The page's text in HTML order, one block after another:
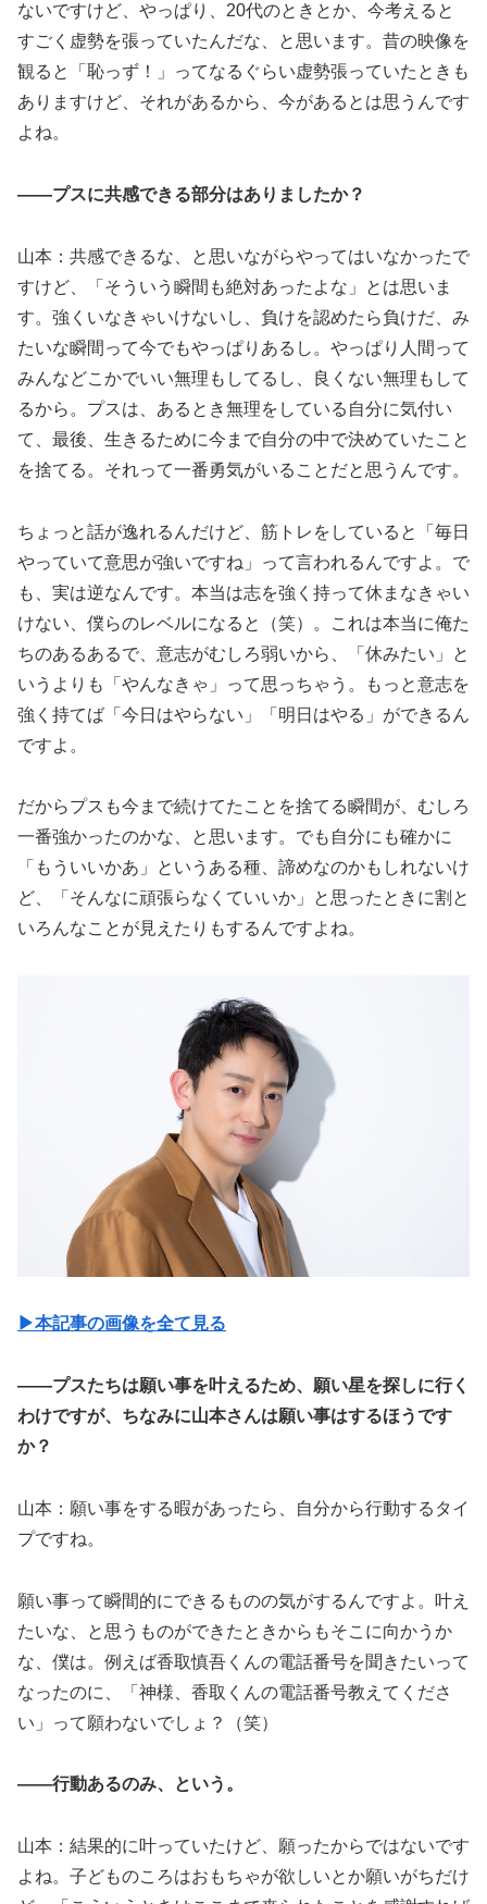
ないですけど、やっぱり、20代のときとか、今考えると
すごく虚勢を張っていたんだな、と思います。昔の映像を
観ると「恥っず！」ってなるぐらい虚勢張っていたときも
ありますけど、それがあるから、今があるとは思うんです
よね。
――プスに共感できる部分はありましたか？
山本：共感できるな、と思いながらやってはいなかったで
すけど、「そういう瞬間も絶対あったよな」とは思いま
す。強くいなきゃいけないし、負けを認めたら負けだ、み
たいな瞬間って今でもやっぱりあるし。やっぱり人間って
みんなどこかでいい無理もしてるし、良くない無理もして
るから。プスは、あるとき無理をしている自分に気付い
て、最後、生きるために今まで自分の中で決めていたこと
を捨てる。それって一番勇気がいることだと思うんです。
ちょっと話が逸れるんだけど、筋トレをしていると「毎日
やっていて意思が強いですね」って言われるんですよ。で
も、実は逆なんです。本当は志を強く持って休まなきゃい
けない、僕らのレベルになると（笑）。これは本当に俺た
ちのあるあるで、意志がむしろ弱いから、「休みたい」と
いうよりも「やんなきゃ」って思っちゃう。もっと意志を
強く持てば「今日はやらない」「明日はやる」ができるん
ですよ。
だからプスも今まで続けてたことを捨てる瞬間が、むしろ
一番強かったのかな、と思います。でも自分にも確かに
「もういいかあ」というある種、諦めなのかもしれないけ
ど、「そんなに頑張らなくていいか」と思ったときに割と
いろんなことが見えたりもするんですよね。
▶︎本記事の画像を全て見る
――プスたちは願い事を叶えるため、願い星を探しに行く
わけですが、ちなみに山本さんは願い事はするほうです
か？
山本：願い事をする暇があったら、自分から行動するタイ
プですね。
願い事って瞬間的にできるものの気がするんですよ。叶え
たいな、と思うものができたときからもそこに向かうか
な、僕は。例えば香取慎吾くんの電話番号を聞きたいって
なったのに、「神様、香取くんの電話番号教えてくださ
い」って願わないでしょ？（笑）
――行動あるのみ、という。
山本：結果的に叶っていたけど、願ったからではないです
よね。子どものころはおもちゃが欲しいとか願いがちだけ